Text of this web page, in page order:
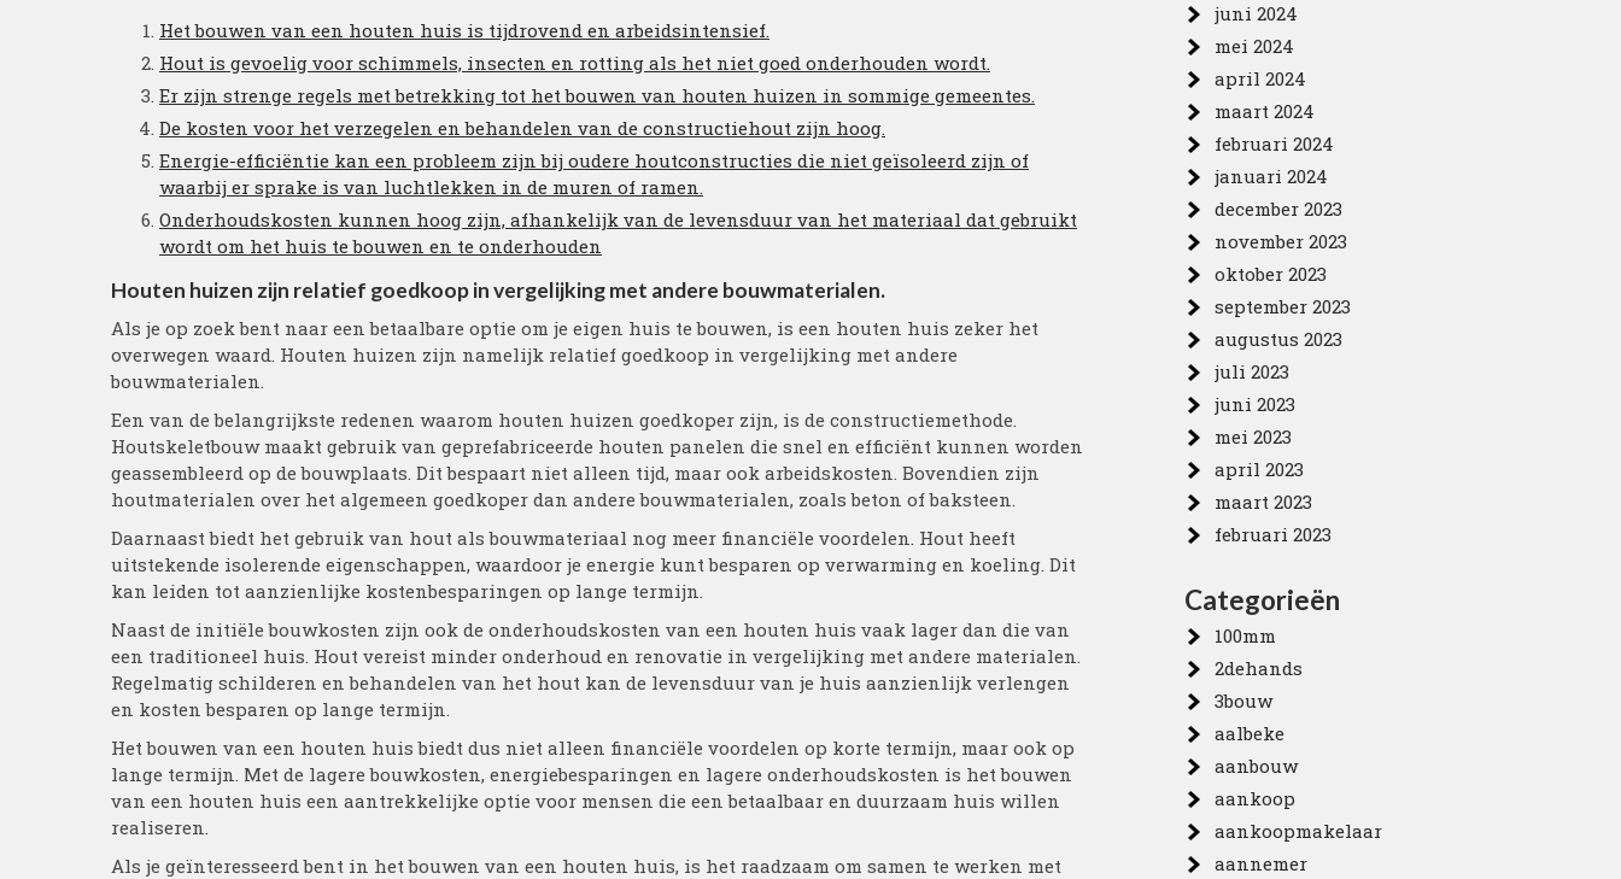
Het bouwen van een houten huis is tijdrovend en arbeidsintensief.
Hout is gevoelig voor schimmels, insecten en rotting als het niet goed onderhouden wordt.
Er zijn strenge regels met betrekking tot het bouwen van houten huizen in sommige gemeentes.
De kosten voor het verzegelen en behandelen van de constructiehout zijn hoog.
Energie-efficiëntie kan een probleem zijn bij oudere houtconstructies die niet geïsoleerd zijn of
waarbij er sprake is van luchtlekken in de muren of ramen.
Onderhoudskosten kunnen hoog zijn, afhankelijk van de levensduur van het materiaal dat gebruikt
wordt om het huis te bouwen en te onderhouden
Houten huizen zijn relatief goedkoop in vergelijking met andere bouwmaterialen.
Als je op zoek bent naar een betaalbare optie om je eigen huis te bouwen, is een houten huis zeker het
overwegen waard. Houten huizen zijn namelijk relatief goedkoop in vergelijking met andere
bouwmaterialen.
Een van de belangrijkste redenen waarom houten huizen goedkoper zijn, is de constructiemethode.
Houtskeletbouw maakt gebruik van geprefabriceerde houten panelen die snel en efficiënt kunnen worden
geassembleerd op de bouwplaats. Dit bespaart niet alleen tijd, maar ook arbeidskosten. Bovendien zijn
houtmaterialen over het algemeen goedkoper dan andere bouwmaterialen, zoals beton of baksteen.
Daarnaast biedt het gebruik van hout als bouwmateriaal nog meer financiële voordelen. Hout heeft
uitstekende isolerende eigenschappen, waardoor je energie kunt besparen op verwarming en koeling. Dit
kan leiden tot aanzienlijke kostenbesparingen op lange termijn.
Naast de initiële bouwkosten zijn ook de onderhoudskosten van een houten huis vaak lager dan die van
een traditioneel huis. Hout vereist minder onderhoud en renovatie in vergelijking met andere materialen.
Regelmatig schilderen en behandelen van het hout kan de levensduur van je huis aanzienlijk verlengen
en kosten besparen op lange termijn.
Het bouwen van een houten huis biedt dus niet alleen financiële voordelen op korte termijn, maar ook op
lange termijn. Met de lagere bouwkosten, energiebesparingen en lagere onderhoudskosten is het bouwen
van een houten huis een aantrekkelijke optie voor mensen die een betaalbaar en duurzaam huis willen
realiseren.
Als je geïnteresseerd bent in het bouwen van een houten huis, is het raadzaam om samen te werken met
juni 2024
mei 2024
april 2024
maart 2024
februari 2024
januari 2024
december 2023
november 2023
oktober 2023
september 2023
augustus 2023
juli 2023
juni 2023
mei 2023
april 2023
maart 2023
februari 2023
Categorieën
100mm
2dehands
3bouw
aalbeke
aanbouw
aankoop
aankoopmakelaar
aannemer